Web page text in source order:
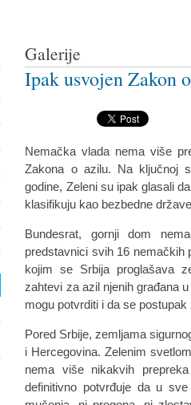
Galerije
Ipak usvojen Zakon
Nemačka vlada nema više
Zakona o azilu. Na ključnoj
godine, Zeleni su ipak glasali
klasifikuju kao bezbedne
Bundesrat, gornji dom
predstavnici svih 16 nemačkih
kojim se Srbija proglašava
zahtevi za azil njenih građana
mogu potvrditi i da se
Pored Srbije, zemljama
i Hercegovina. Zelenim
nema više nikakvih
definitivno potvrđuje da u